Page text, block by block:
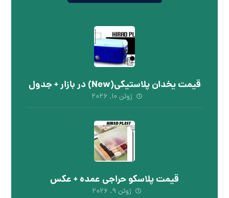
قیمت یخدان پلاستیکی(New) در بازار + جدول
ژوئن ۱۰, ۲۰۲۶
قیمت پلاسکو حراجی عمده + عکس
ژوئن ۹, ۲۰۲۶